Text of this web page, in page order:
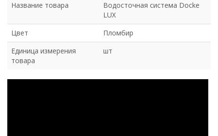
Название товара
Водосточная система Docke
LUX
Цвет
Пломбир
Единица измерения
товара
шт